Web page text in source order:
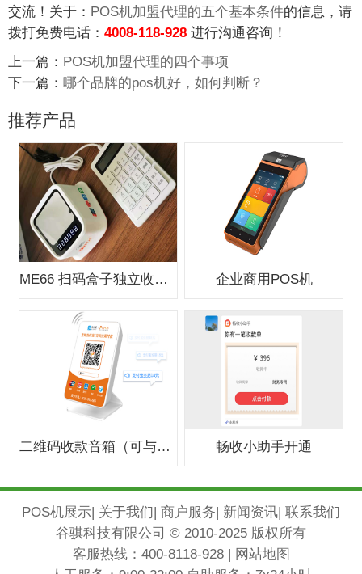
交流！关于： POS机加盟代理的五个基本条件的信息，请
拨打免费电话： 4008-118-928 进行沟通咨询！
上一篇： POS机加盟代理的四个事项
下一篇： 哪个品牌的pos机好，如何判断？
推荐产品
ME66 扫码盒子独立收款支付盒子 企业商用POS机
二维码收款音箱（可与银行合作办0费 畅收小助手开通
POS机展示 关于我们 商户服务 新闻资讯 联系我们
谷骐科技有限公司 © 2010-2025 版权所有
客服热线： 400-8118-928
网站地图